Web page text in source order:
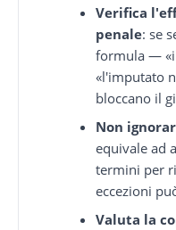
Verifica
penale: se
formula —
«l'imputato
bloccano il
Non
equivale ad
termini per
eccezioni
Valuta la